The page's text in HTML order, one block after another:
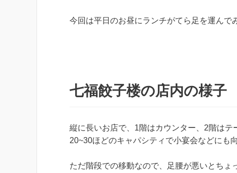
今回は平日のお昼にランチがてら足を運んで
七福餃子楼の店内の様子
縦に長いお店で、1階はカウンター、2階は
20~30ほどのキャパシティで小宴会などにも
ただ階段での移動なので、足腰が悪いとちょ